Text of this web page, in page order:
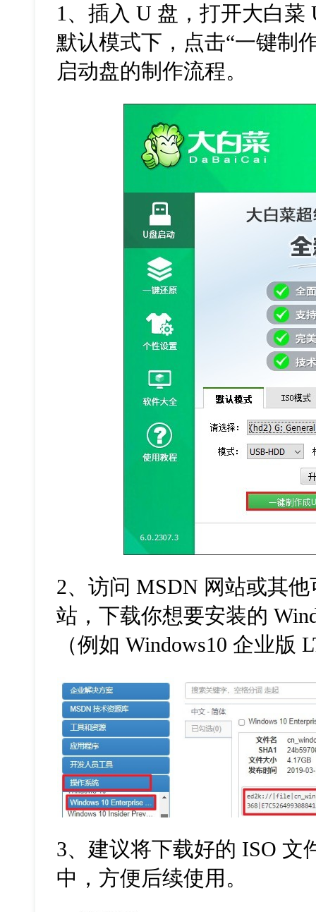
1、插入 U 盘，打开大白
默认模式下，点击“一键制
启动盘的制作流程。
2、访问 MSDN 网站或其
站，下载你想要安装的
（例如 Windows10 企业版
3、建议将下载好的 ISO 文
中，方便后续使用。